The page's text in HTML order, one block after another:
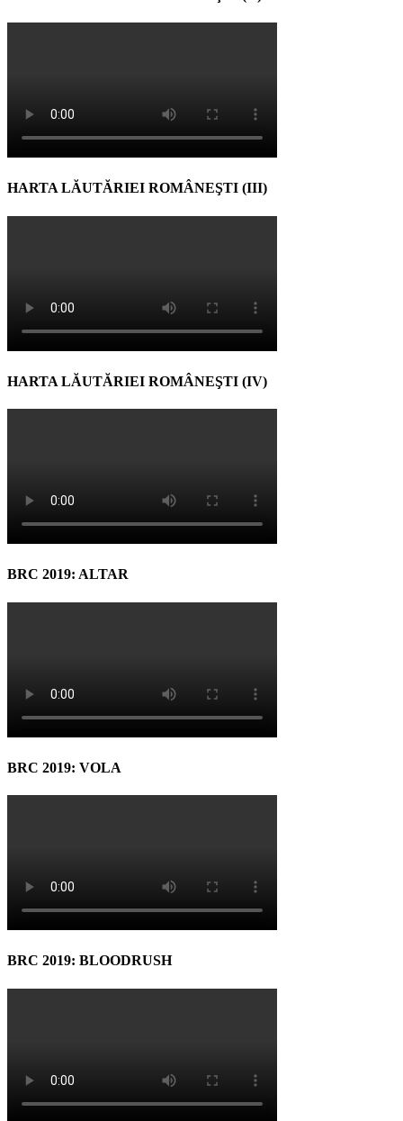
HARTA LĂUTĂRIEI ROMÂNEŞTI (III)
HARTA LĂUTĂRIEI ROMÂNEŞTI (IV)
BRC 2019: ALTAR
BRC 2019: VOLA
BRC 2019: BLOODRUSH